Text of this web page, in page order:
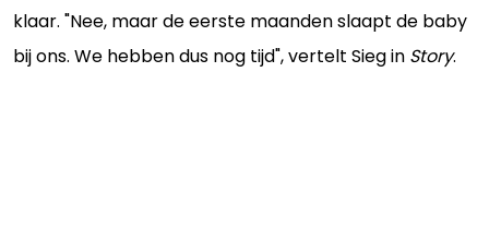
klaar. "Nee, maar de eerste maanden slaapt de baby
bij ons. We hebben dus nog tijd", vertelt Sieg in Story.